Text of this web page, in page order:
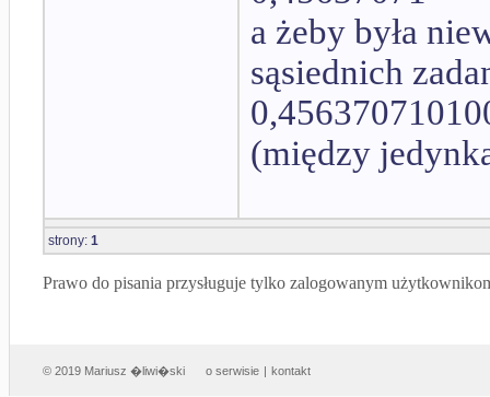
a żeby była
sąsiednich
(między
strony: 1
Prawo do pisania przysługuje tylko zalogowanym
© 2019 Mariusz �liwi�ski o serwisie | kontakt